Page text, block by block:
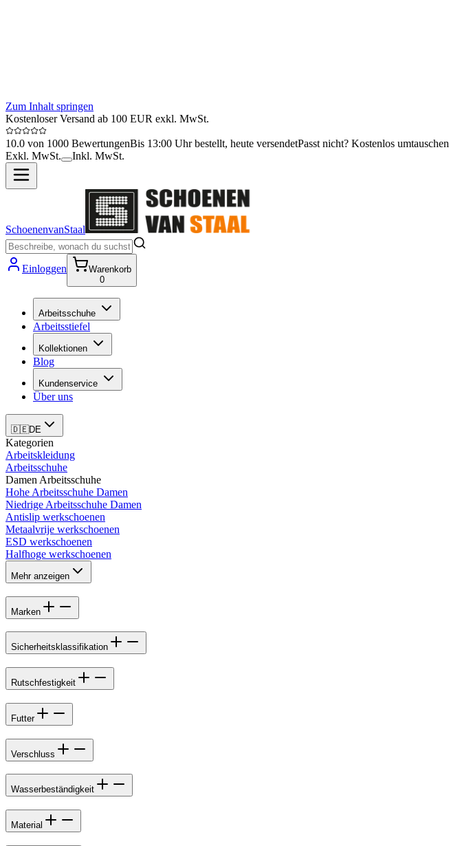
Zum Inhalt springen
Kostenloser Versand ab 100 EUR exkl. MwSt.
10.0 von 1000 BewertungenBis 13:00 Uhr bestellt, heute versendetPasst nicht? Kostenlos umtauschen
Exkl. MwSt.
Inkl. MwSt.
SchoenenvanStaal
Einloggen
Warenkorb
0
Arbeitsschuhe
Arbeitsstiefel
Kollektionen
Blog
Kundenservice
Über uns
🇩🇪DE
Kategorien
Arbeitskleidung
Arbeitsschuhe
Damen Arbeitsschuhe
Hohe Arbeitsschuhe Damen
Niedrige Arbeitsschuhe Damen
Antislip werkschoenen
Metaalvrije werkschoenen
ESD werkschoenen
Halfhoge werkschoenen
Mehr anzeigen
Marken
Sicherheitsklassifikation
Rutschfestigkeit
Futter
Verschluss
Wasserbeständigkeit
Material